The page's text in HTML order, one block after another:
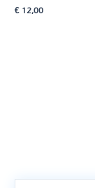
€12,00